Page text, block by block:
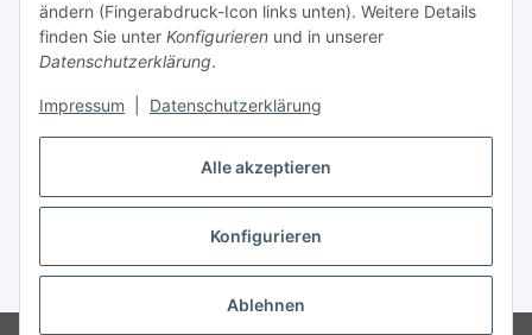
Alle akzeptieren
Konfigurieren
Ablehnen
ändern (Fingerabdruck-Icon links unten). Weitere Details
finden Sie unter Konfigurieren und in unserer
Datenschutzerklärung.
Impressum Datenschutzerklärung
Gesetzliche Informationen
Vertrag widerrufen
* Alle Preise inkl. gesetzlicher USt., zzgl.Versand